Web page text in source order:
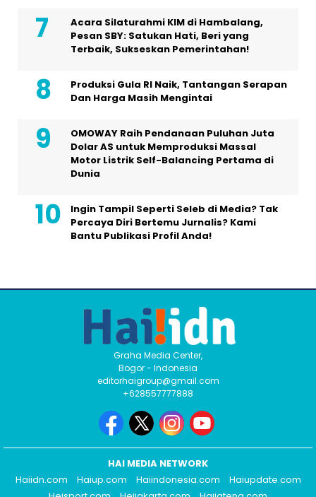
Acara Silaturahmi KIM di Hambalang,
Pesan SBY: Satukan Hati, Beri yang
Terbaik, Sukseskan Pemerintahan!
Produksi Gula RI Naik, Tantangan Serapan
Dan Harga Masih Mengintai
OMOWAY Raih Pendanaan Puluhan Juta
Dolar AS untuk Memproduksi Massal
Motor Listrik Self-Balancing Pertama di
Dunia
Ingin Tampil Seperti Seleb di Media? Tak
Percaya Diri Bertemu Jurnalis? Kami
Bantu Publikasi Profil Anda!
Graha Media Center,
Bogor - Indonesia
editorhaigroup@gmail.com
+628557777888
HAI MEDIA NETWORK
Haiidn.com
Haiup.com Haiindonesia.com
Haiupdate.com